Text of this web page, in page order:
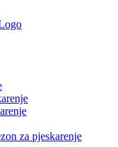
za pjeskarenje